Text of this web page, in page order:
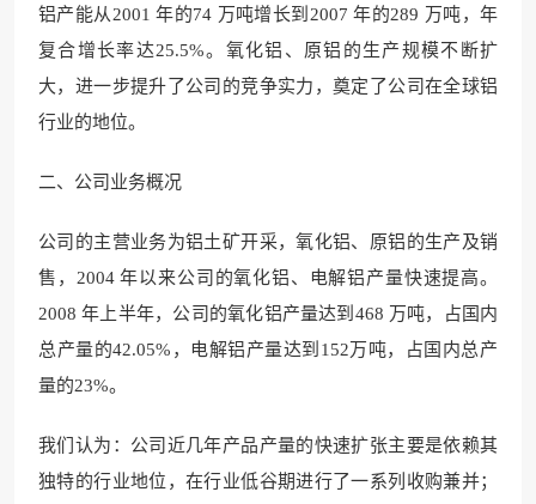
铝产能从2001 年的74 万吨增长到2007 年的289 万吨，年
复合增长率达25.5%。氧化铝、原铝的生产规模不 断扩
大，进一步提升了公司的竞争实力，奠定了公司在全球铝
行业的地位。
二、公司业务概况
公司的主营业务为铝土矿开采，氧化铝、原铝的生产及销
售 ，2004 年以来公司的氧化铝、电解铝产量快速提高。
2008 年上半年，公司的氧化铝产量达到468 万吨，占国内
总产量的42.05%，电解铝产量达到152万吨，占国内总产
量的23%。
我们认为：公司近几年产品产量的快速扩张主要是依赖其
独特的行业地位，在行业低谷期进行了一系列收购兼并；